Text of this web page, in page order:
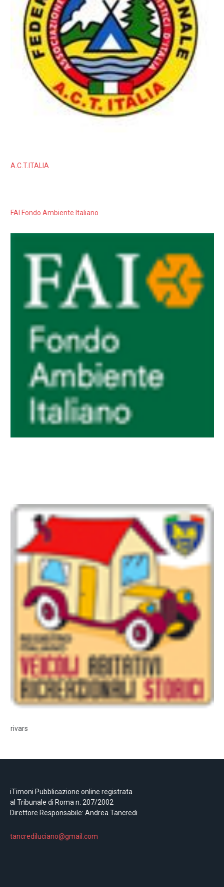
A.C.T.ITALIA
FAI Fondo Ambiente Italiano
rivars
iTimoni Pubblicazione online registrata
al Tribunale di Roma n. 207/2002
Direttore Responsabile: Andrea Tancredi
tancrediluciano@gmail.com